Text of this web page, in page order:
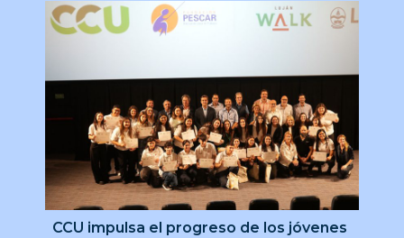
CCU impulsa el progreso de los jóvenes